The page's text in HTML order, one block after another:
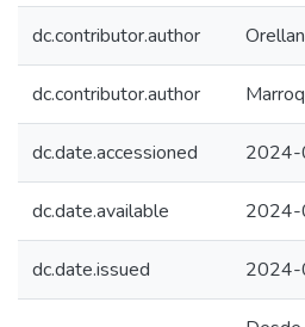
dc.contributor.author
dc.contributor.author
dc.date.accessioned 2024-
dc.date.available 2024-
dc.date.issued 2024-